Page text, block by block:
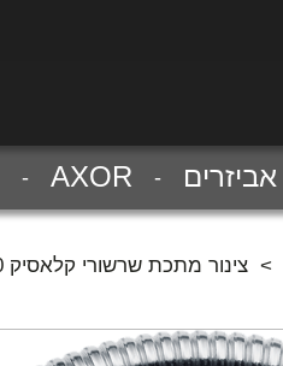
אביזרים AXOR
> צינור מתכת שרשורי קלאסיק 160 ס"מ